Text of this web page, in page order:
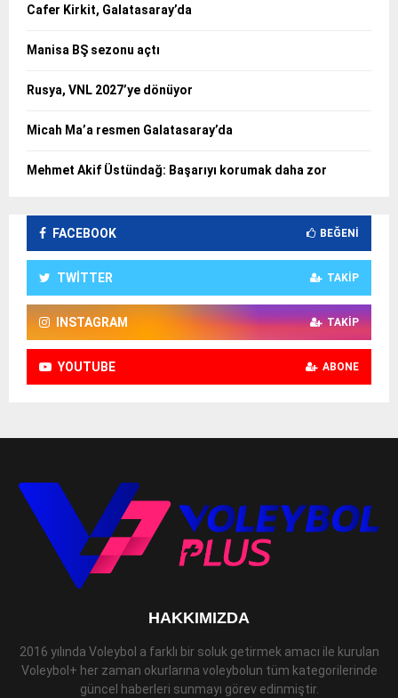
Cafer Kirkit, Galatasaray’da
Manisa BŞ sezonu açtı
Rusya, VNL 2027’ye dönüyor
Micah Ma’a resmen Galatasaray’da
Mehmet Akif Üstündağ: Başarıyı korumak daha zor
FACEBOOK BEĞENI
TWITTER TAKIP
INSTAGRAM TAKIP
YOUTUBE ABONE
HAKKIMIZDA
2016 yılında Voleybol a farklı bir soluk getirmek amacı ile kurulan
Voleybol+ her zaman okurlarına voleybolun tüm kategorilerinde
güncel haberleri sunmayı görev edinmiştir.